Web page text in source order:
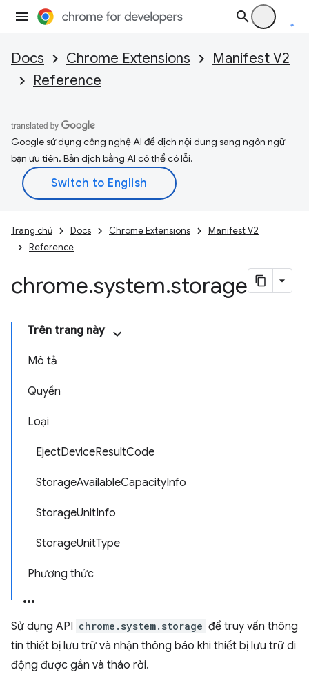
Docs Chrome Extensions
Manifest V2
Reference
Google sử dụng công nghệ AI để dịch nội dung sang ngôn ngữ
bạn ưu tiên. Bản dịch bằng AI có thể có lỗi.
Trang chủ Docs Chrome Extensions
Manifest V2
Reference
chrome.system.storage
Trên trang này
Mô tả
Quyền
Loại
EjectDeviceResultCode
StorageAvailableCapacityInfo
StorageUnitInfo
StorageUnitType
Phương thức
Sử dụng API chrome.system.storage để truy vấn thông
tin thiết bị lưu trữ và nhận thông báo khi thiết bị lưu trữ di
động được gắn và tháo rời.